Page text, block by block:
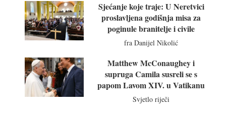
Sjećanje koje traje: U Neretvici
proslavljena godišnja misa za
poginule branitelje i civile
fra Danijel Nikolić
Matthew McConaughey i
supruga Camila susreli se s
papom Lavom XIV. u Vatikanu
Svjetlo riječi